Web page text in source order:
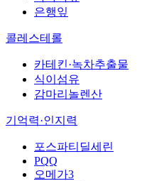
은행잎
콜레스테롤
카테킨·녹차추출물
식이섬유
감마리놀렌산
기억력·인지력
포스파티딜세린
PQQ
오메가3